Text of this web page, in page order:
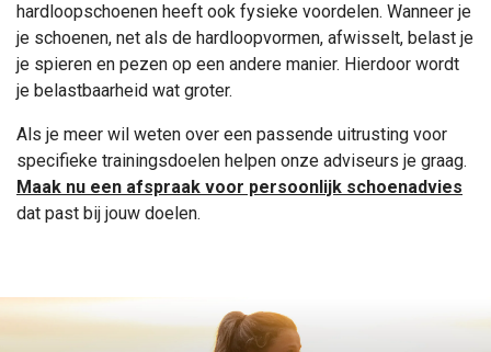
hardloopschoenen heeft ook fysieke voordelen. Wanneer je
je schoenen, net als de hardloopvormen, afwisselt, belast je
je spieren en pezen op een andere manier. Hierdoor wordt
je belastbaarheid wat groter.
Als je meer wil weten over een passende uitrusting voor
specifieke trainingsdoelen helpen onze adviseurs je graag.
Maak nu een afspraak voor persoonlijk schoenadvies
dat past bij jouw doelen.